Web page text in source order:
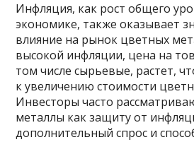
Инфляция, как рост общего
экономике, также оказывает
влияние на рынок цветных
высокой инфляции, цена на
том числе сырьевые, растет,
к увеличению стоимости
Инвесторы часто
металлы как защиту от
дополнительный спрос и